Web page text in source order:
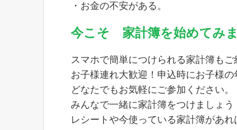
・お金の不安がある。
今こそ 家計簿を始めてみ
スマホで簡単につけられる家計簿もご
お子様連れ大歓迎！申込時にお子様
どなたでもお気軽にご参加ください。
みんなで一緒に家計簿をつけましょう
レシートや今使っている家計簿があれ